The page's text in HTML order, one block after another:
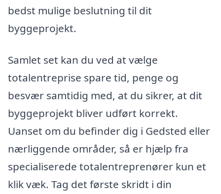
bedst mulige beslutning til dit
byggeprojekt.
Samlet set kan du ved at vælge
totalentreprise spare tid, penge og
besvær samtidig med, at du sikrer, at dit
byggeprojekt bliver udført korrekt.
Uanset om du befinder dig i Gedsted eller
nærliggende områder, så er hjælp fra
specialiserede totalentreprenører kun et
klik væk. Tag det første skridt i din